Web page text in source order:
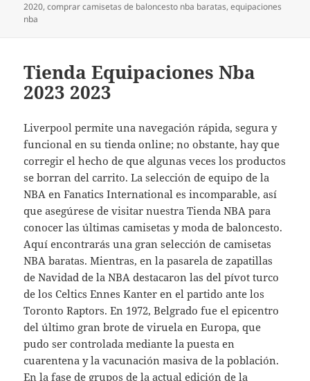
el
2020,comprar camisetas de baloncesto nba baratas,equipaciones
nba
Tienda Equipaciones Nba
2023 2023
Liverpool permite una navegación rápida, segura y
funcional en su tienda online; no obstante, hay que
corregir el hecho de que algunas veces los productos
se borran del carrito. La selección de equipo de la
NBA en Fanatics International es incomparable, así
que asegúrese de visitar nuestra Tienda NBA para
conocer las últimas camisetas y moda de baloncesto.
Aquí encontrarás una gran selección de camisetas
NBA baratas. Mientras, en la pasarela de zapatillas
de Navidad de la NBA destacaron las del pívot turco
de los Celtics Ennes Kanter en el partido ante los
Toronto Raptors. En 1972, Belgrado fue el epicentro
del último gran brote de viruela en Europa, que
pudo ser controlada mediante la puesta en
cuarentena y la vacunación masiva de la población.
En la fase de grupos de la actual edición de la